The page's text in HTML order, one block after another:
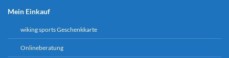
Mein Einkauf
wiking sports Geschenkkarte
Onlineberatung